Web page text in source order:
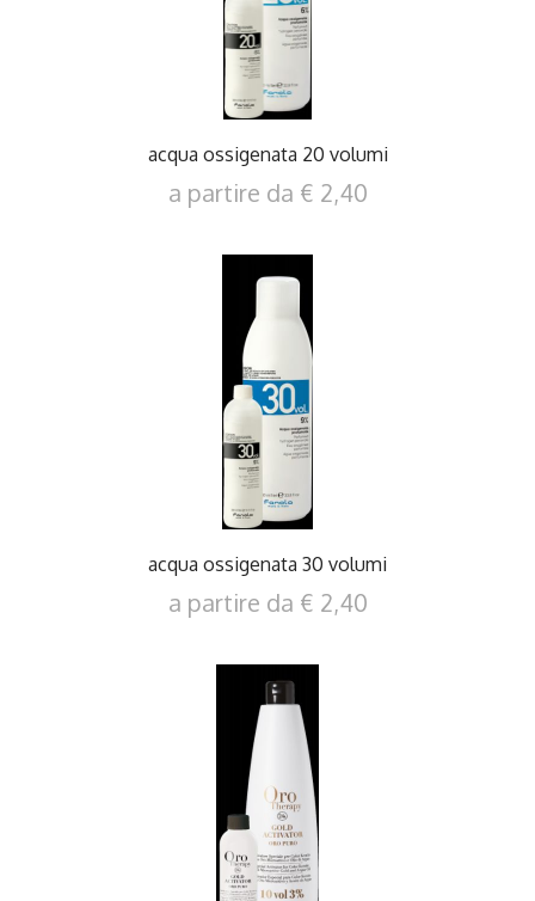
acqua ossigenata 20 volumi
a partire da € 2,40
DETTAGLI
acqua ossigenata 30 volumi
a partire da € 2,40
DETTAGLI